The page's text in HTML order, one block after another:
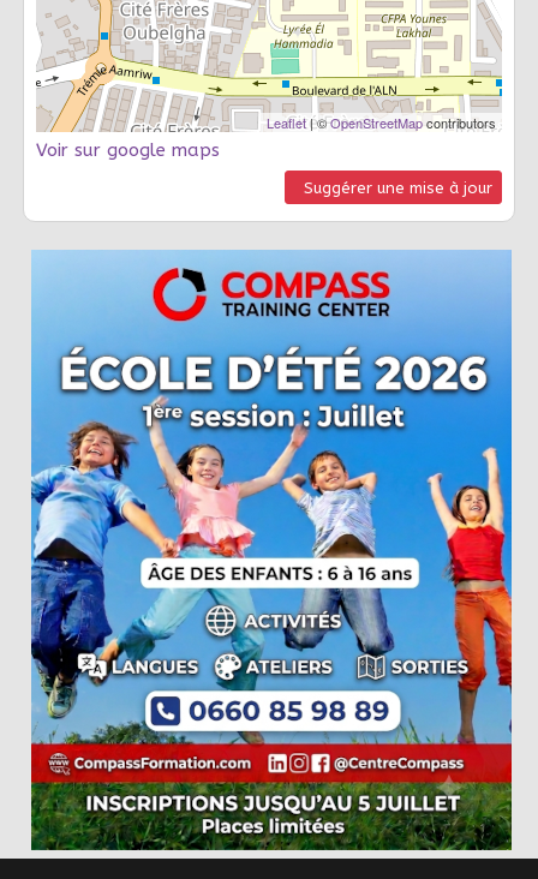
Leaflet| ©OpenStreetMapcontributors
Voir sur google maps
Suggérer une mise à jour